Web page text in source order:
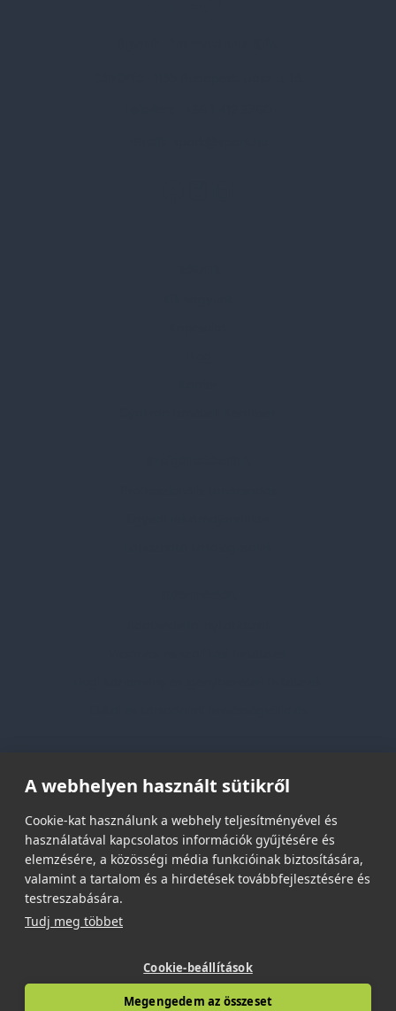
A webhelyen használt sütikről
Cookie-kat használunk a webhely teljesítményével és
használatával kapcsolatos információk gyűjtésére és
elemzésére, a közösségi média funkcióinak biztosítására,
valamint a tartalom és a hirdetések továbbfejlesztésére és
testreszabására.
Tudj meg többet
Cookie-beállítások
Megengedem az összeset
Email címed:
elfogadom az adatvédelmi szabályzatot
© 2026 | Minden jog fenntartva!